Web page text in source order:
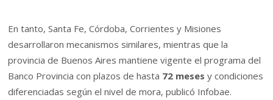
En tanto, Santa Fe, Córdoba, Corrientes y Misiones
desarrollaron mecanismos similares, mientras que la
provincia de Buenos Aires mantiene vigente el programa del
Banco Provincia con plazos de hasta 72 meses y condiciones
diferenciadas según el nivel de mora, publicó Infobae.